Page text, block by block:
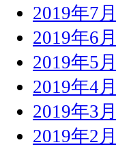
2019年7月
2019年6月
2019年5月
2019年4月
2019年3月
2019年2月